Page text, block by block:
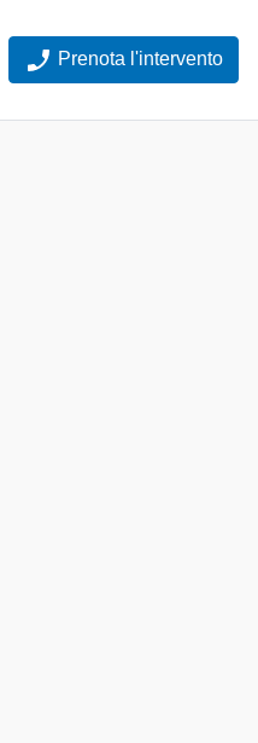
Prenota l'intervento